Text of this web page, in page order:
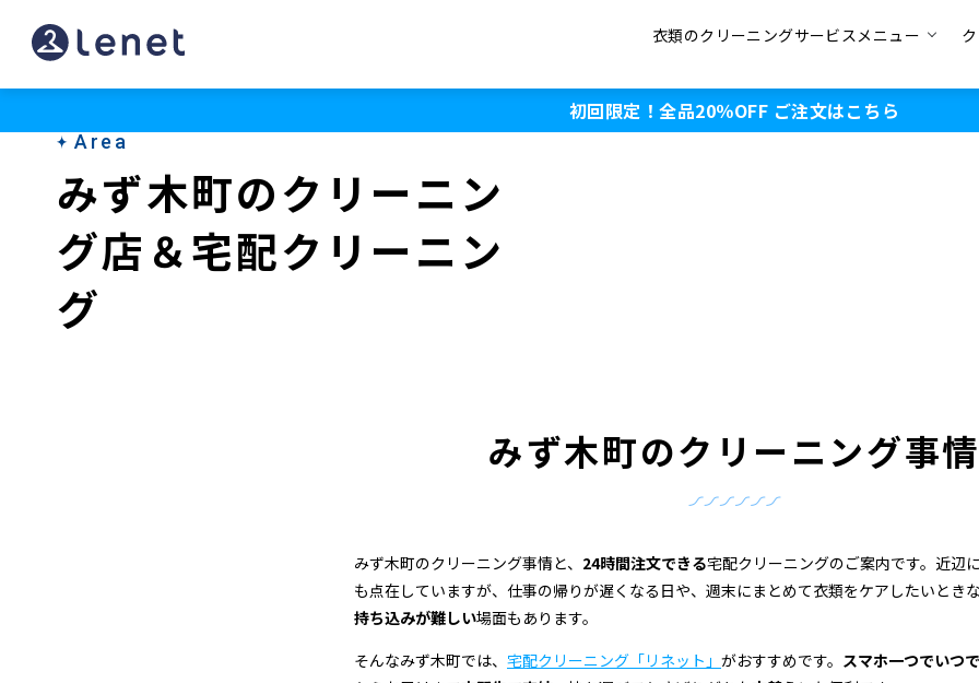
み
ず
衣類のクリーニングサービスメニュー
初回限定！全品20％OFF ご注文はこちら
Area
みず木町のクリーニン
グ店＆宅配クリーニン
グ
みず木町のクリーニング事情
みず木町のクリーニング事情と、 24時間注文できる宅配クリーニングのご案内です。近辺
も点在していますが、仕事の帰りが遅くなる日や、週末にまとめて衣類をケアしたいとき
持ち込みが難しい場面もあります。
そんなみず木町では、 宅配クリーニング「リネット」 がおすすめです。 スマホ一つでいつ